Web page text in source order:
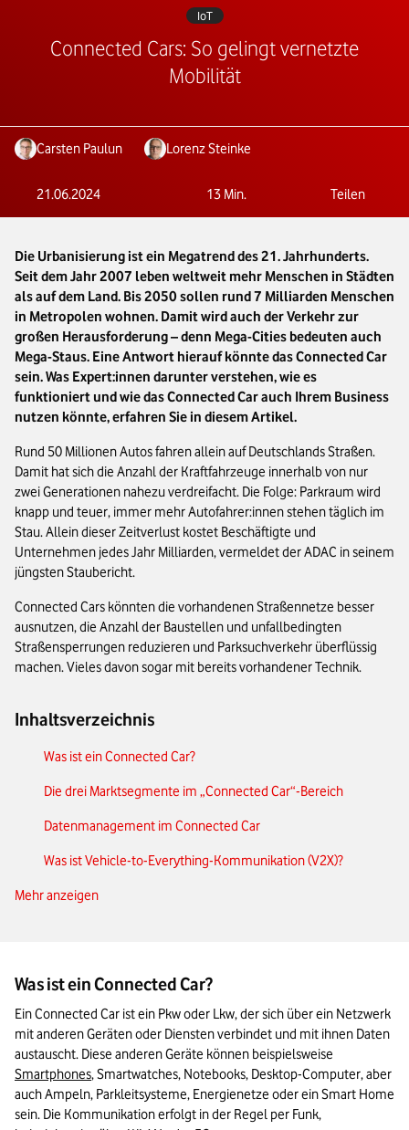
IoT
Connected Cars: So gelingt vernetzte
Mobilität
Carsten Paulun Lorenz Steinke
21.06.2024 13 Min. Teilen
Die Urbanisierung ist ein Megatrend des 21. Jahrhunderts.
Seit dem Jahr 2007 leben weltweit mehr Menschen in Städten
als auf dem Land. Bis 2050 sollen rund 7 Milliarden Menschen
in Metropolen wohnen. Damit wird auch der Verkehr zur
großen Herausforderung – denn Mega-Cities bedeuten auch
Mega-Staus. Eine Antwort hierauf könnte das Connected Car
sein. Was Expert:innen darunter verstehen, wie es
funktioniert und wie das Connected Car auch Ihrem Business
nutzen könnte, erfahren Sie in diesem Artikel.
Rund 50 Millionen Autos fahren allein auf Deutschlands Straßen.
Damit hat sich die Anzahl der Kraftfahrzeuge innerhalb von nur
zwei Generationen nahezu verdreifacht. Die Folge: Parkraum wird
knapp und teuer, immer mehr Autofahrer:innen stehen täglich im
Stau. Allein dieser Zeitverlust kostet Beschäftigte und
Unternehmen jedes Jahr Milliarden, vermeldet der ADAC in seinem
jüngsten Staubericht.
Connected Cars könnten die vorhandenen Straßennetze besser
ausnutzen, die Anzahl der Baustellen und unfallbedingten
Straßensperrungen reduzieren und Parksuchverkehr überflüssig
machen. Vieles davon sogar mit bereits vorhandener Technik.
Inhaltsverzeichnis
Was ist ein Connected Car?
Die drei Marktsegmente im „Connected Car“-Bereich
Datenmanagement im Connected Car
Was ist Vehicle-to-Everything-Kommunikation (V2X)?
Connected Car: Was Automobilhersteller bereits für die Praxis
Vorteile des Connected Car
Unterschiede zwischen Connected Car und autonomen
Fahren
Das Wichtigste zu Connected Cars in Kürze
Mehr anzeigen
Was ist ein Connected Car?
Ein Connected Car ist ein Pkw oder Lkw, der sich über ein Netzwerk
mit anderen Geräten oder Diensten verbindet und mit ihnen Daten
Smartphones, Smartwatches, Notebooks, Desktop-Computer, aber
auch Ampeln, Parkleitsysteme, Energienetze oder ein Smart Home
sein. Die Kommunikation erfolgt in der Regel per Funk,